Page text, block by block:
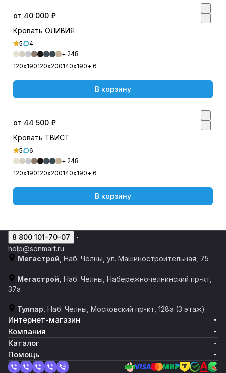
от 40 000 ₽
Кровать ОЛИВИЯ
5
4
+ 248
120х190120х200140х190+ 6
В корзину
от 44 500 ₽
Кровать ТВИСТ
5
6
+ 248
120х190120х200140х190+ 6
В корзину
8 800 101-70-07
help@sonmart.ru
Мегастрой, Наб. Челны, ул. Машиностроительная, 75
Мегастрой, Наб. Челны, Набережночелнинский пр-кт,
37а
Тулпар , Наб. Челны, ​​Московский пр-кт, 128а​ (3 этаж)
Интернет-магазин
Компания
Каталог
Помощь